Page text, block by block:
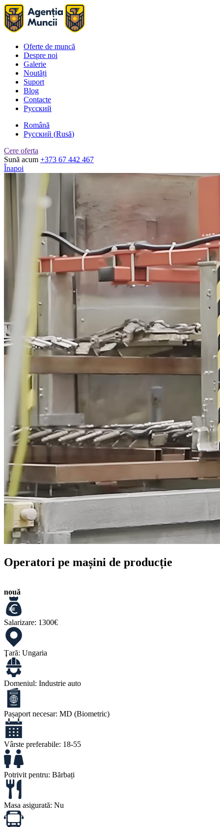
Oferte de muncă
Despre noi
Galerie
Noutăți
Suport
Blog
Contacte
Русский
Română
Русский (Rusă)
Cere oferta
Sună acum +373 67 442 467
Înapoi
Operatori pe mașini de producție
nouă
Salarizare: 1300€
Ţară: Ungaria
Domeniul: Industrie auto
Pașaport necesar: MD (Biometric)
Vârste preferabile: 18-55
Potrivit pentru: Bărbați
Masa asigurată: Nu